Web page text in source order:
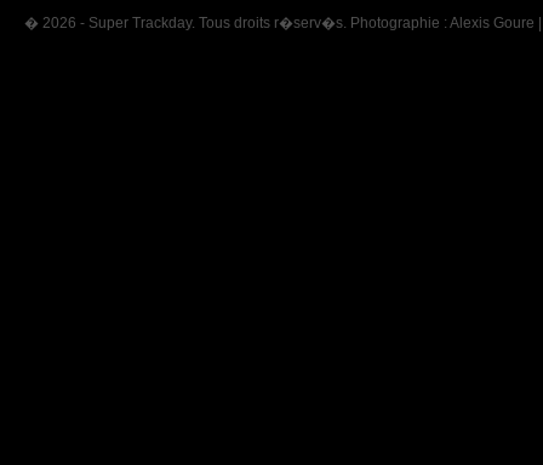
� 2026 - Super Trackday. Tous droits r�serv�s. Photographie : Alexis Goure